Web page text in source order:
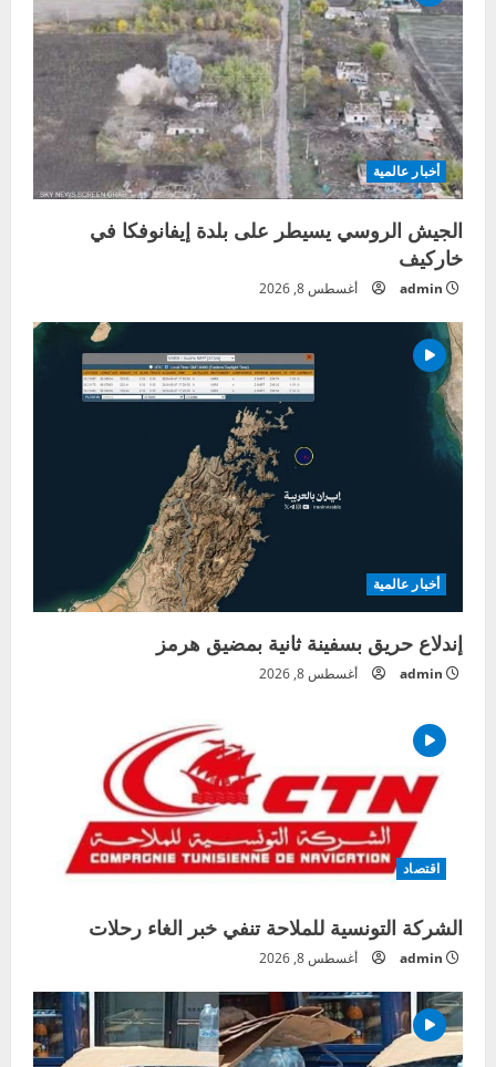
أخبار عالمية
الجيش الروسي يسيطر على بلدة إيفانوفكا في
خاركيف
admin أغسطس 8, 2026
أخبار عالمية
إندلاع حريق بسفينة ثانية بمضيق هرمز
admin أغسطس 8, 2026
اقتصاد
الشركة التونسية للملاحة تنفي خبر الغاء رحلات
admin أغسطس 8, 2026